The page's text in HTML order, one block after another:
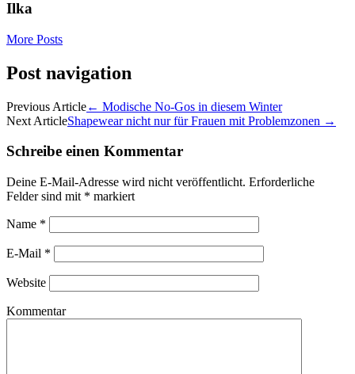
Ilka
More Posts
Post navigation
Previous Article← Modische No-Gos in diesem Winter
Next ArticleShapewear nicht nur für Frauen mit Problemzonen →
Schreibe einen Kommentar
Deine E-Mail-Adresse wird nicht veröffentlicht. Erforderliche
Felder sind mit * markiert
Name *
E-Mail *
Website
Kommentar